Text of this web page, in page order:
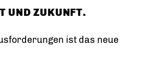
UND ZUKUNFT.
ist das neue